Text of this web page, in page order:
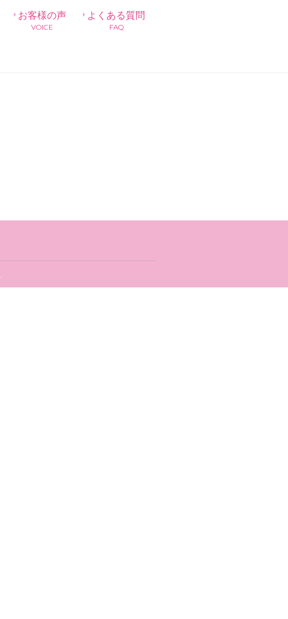
お客様の声
VOICE
よくある質問
FAQ